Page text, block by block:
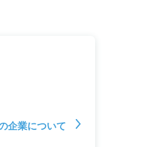
企業について